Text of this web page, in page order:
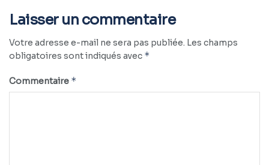
Laisser un commentaire
Votre adresse e-mail ne sera pas publiée. Les champs
obligatoires sont indiqués avec *
Commentaire *